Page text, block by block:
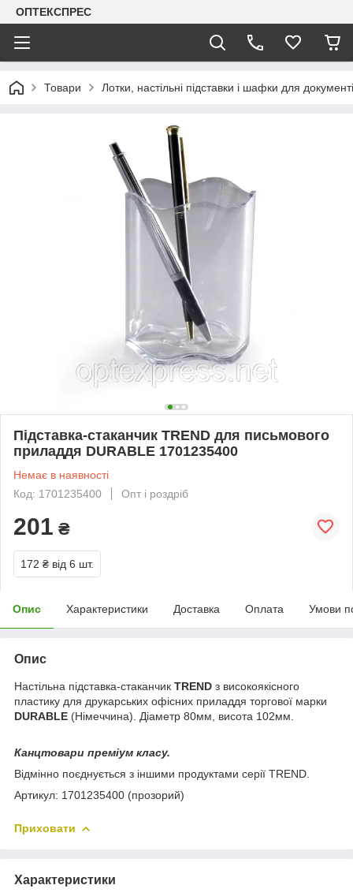
ОПТЕКСПРЕС
Товари Лотки, настільні підставки і шафки для
Підставка-стаканчик TREND для письмового
приладдя DURABLE 1701235400
Немає в наявності
Код: 1701235400
Опт і роздріб
201 ₴
172 ₴ від 6 шт.
Опис Характеристики Доставка Оплата Умови
Опис
Настільна підставка-стаканчик TREND з високоякісного
пластику для друкарських офісних приладдя торгової марки
DURABLE (Німеччина). Діаметр 80мм, висота 102мм.
Канцтовари преміум класу.
Відмінно поєднується з іншими продуктами серії TREND.
Артикул: 1701235400 (прозорий)
Приховати
Характеристики